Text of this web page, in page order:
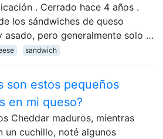
. Cerrado hace 4 años .
los sándwiches de queso
asado, pero generalmente solo …
sandwich
son estos pequeños
en mi queso?
Cheddar maduros, mientras
un cuchillo, noté algunos